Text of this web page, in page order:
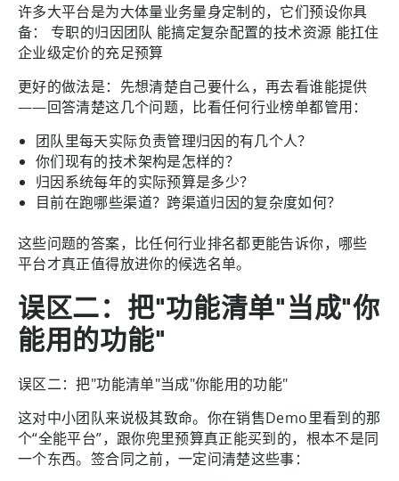
许多大平台是为大体量业务量身定制的，它们预设你具
备： 专职的归因团队 能搞定复杂配置的技术资源 能扛住
企业级定价的充足预算
更好的做法是：先想清楚自己要什么，再去看谁能提供
——回答清楚这几个问题，比看任何行业榜单都管用：
团队里每天实际负责管理归因的有几个人？
你们现有的技术架构是怎样的？
归因系统每年的实际预算是多少？
目前在跑哪些渠道？跨渠道归因的复杂度如何？
这些问题的答案，比任何行业排名都更能告诉你，哪些
平台才真正值得放进你的候选名单。
误区二：把"功能清单"当成"你
能用的功能"
误区二：把"功能清单"当成"你能用的功能"
这对中小团队来说极其致命。你在销售Demo里看到的那
个“全能平台”，跟你兜里预算真正能买到的，根本不是同
一个东西。签合同之前，一定问清楚这些事：